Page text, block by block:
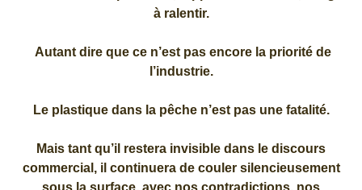
à ralentir.
Autant dire que ce n’est pas encore la priorité de
l’industrie.
Le plastique dans la pêche n’est pas une fatalité.
Mais tant qu’il restera invisible dans le discours
commercial, il continuera de couler silencieusement
sous la surface, avec nos contradictions, nos